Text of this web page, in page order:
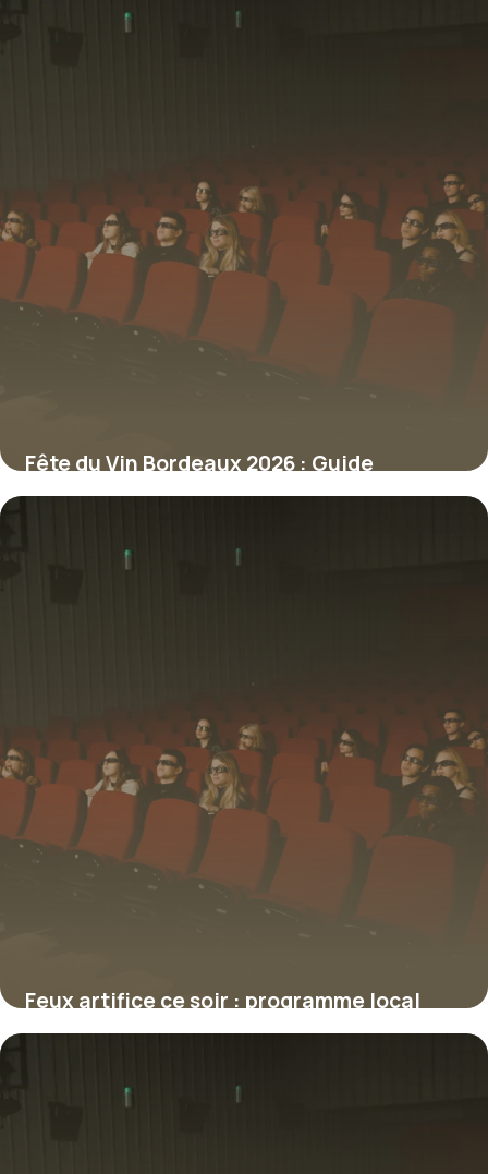
Fête du Vin Bordeaux 2026 : Guide
Complet
Feux artifice ce soir : programme local
2026